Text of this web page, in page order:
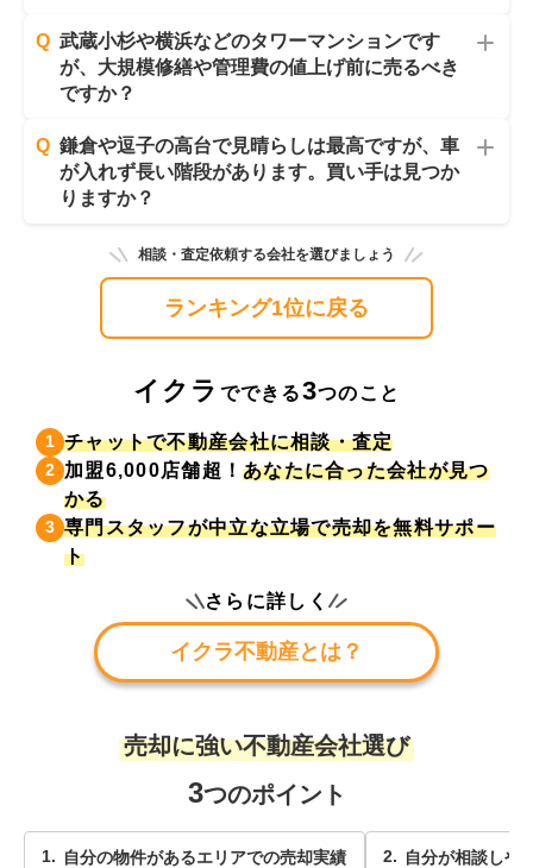
Q 武蔵小杉や横浜などのタワーマンションです
が、大規模修繕や管理費の値上げ前に売るべき
ですか？
Q 鎌倉や逗子の高台で見晴らしは最高ですが、車
が入れず長い階段があります。買い手は見つか
りますか？
相談・査定依頼する会社を選びましょう
ランキング1位に戻る
イクラ でできる3つのこと
1 チャットで不動産会社に相談・査定
2 加盟6,000店舗超！あなたに合った会社が見つ
かる
3 専門スタッフが中立な立場で売却を無料サポー
ト
さらに詳しく
イクラ不動産とは？
売却に強い不動産会社選び
3つのポイント
自分の物件があるエリアでの売却実績
自分が相談しや